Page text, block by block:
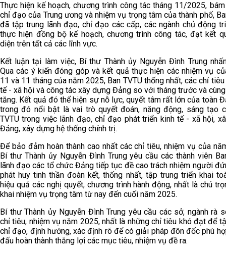
Thực hiện kế hoạch, chương trình công tác tháng 11/2025,
chỉ đạo của Trung ương và nhiệm vụ trọng tâm của thành phố,
đã tập trung lãnh đạo, chỉ đạo các cấp, các ngành chủ động
thực hiện đồng bộ kế hoạch, chương trình công tác, đạt kết
diện trên tất cả các lĩnh vực.
Kết luận tại làm việc, Bí thư Thành ủy Nguyễn Đình Trung
Qua các ý kiến đóng góp và kết quả thực hiện các nhiệm vụ
11 và 11 tháng của năm 2025, Ban TVTU thống nhất, các chỉ
tế - xã hội và công tác xây dựng Đảng so với tháng trước và
tăng. Kết quả đó thể hiện sự nỗ lực, quyết tâm rất lớn của toàn
trong đó nổi bật là vai trò quyết đoán, năng động, sáng tạo
TVTU trong việc lãnh đạo, chỉ đạo phát triển kinh tế - xã hội,
Đảng, xây dựng hệ thống chính trị.
Để bảo đảm hoàn thành cao nhất các chỉ tiêu, nhiệm vụ của
Bí thư Thành ủy Nguyễn Đình Trung yêu cầu các thành viên
lãnh đạo các tổ chức Đảng tiếp tục đề cao trách nhiệm người
phát huy tinh thần đoàn kết, thống nhất, tập trung triển khai
hiệu quả các nghị quyết, chương trình hành động, nhất là chú
khai nhiệm vụ trọng tâm từ nay đến cuối năm 2025.
Bí thư Thành ủy Nguyễn Đình Trung yêu cầu các sở, ngành rà
chỉ tiêu, nhiệm vụ năm 2025, nhất là những chỉ tiêu khó đạt để
chỉ đạo, định hướng, xác định rõ để có giải pháp đôn đốc phù
đấu hoàn thành thắng lợi các mục tiêu, nhiệm vụ đề ra.